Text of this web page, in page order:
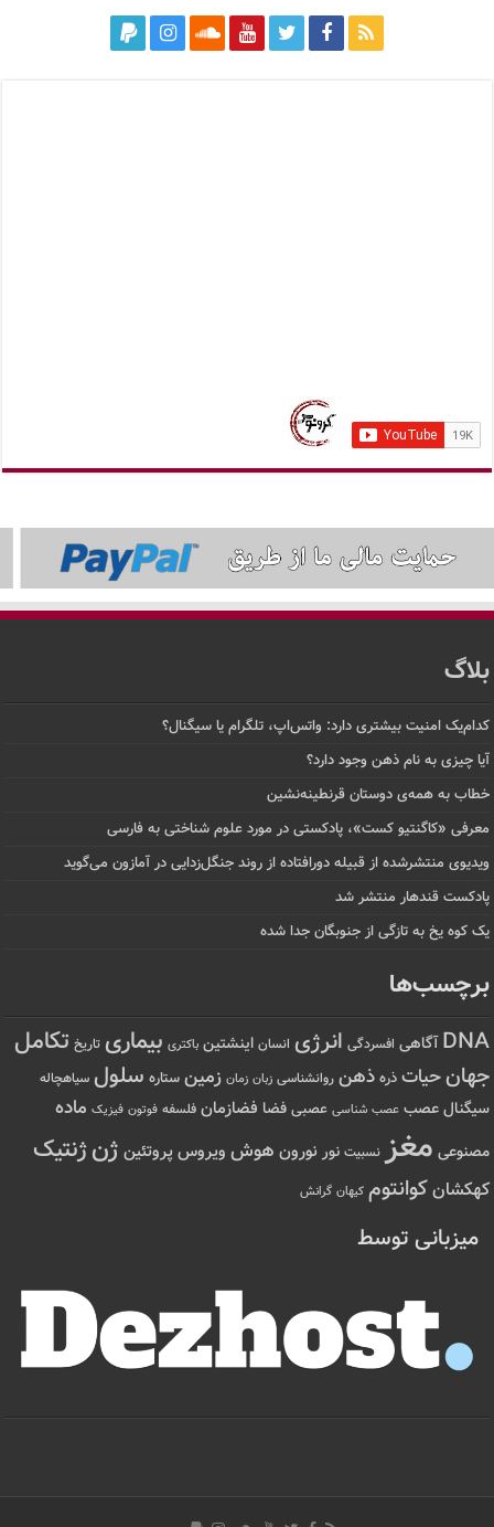
بلاگ
کدام‌یک امنیت بیشتری دارد: واتس‌اپ، تلگرام یا سیگنال؟
آیا چیزی به نام ذهن وجود دارد؟
خطاب به همه‌ی دوستان قرنطینه‌نشین
معرفی «کاگنتیو کست»، پادکستی در مورد علوم شناختی به فارسی
ویدیوی منتشرشده از قبیله دورافتاده‌ از روند جنگل‌زدایی در آمازون می‌گوید
پادکست قندهار منتشر شد
یک کوه یخ به تازگی از جنوبگان جدا شده
برچسب‌ها
DNA آگاهی افسردگی انرژی انسان اینشتین باکتری بیماری تاریخ تکامل
جهانحیات ذره ذهن روانشناسی زبان زمان زمین ستاره سلول سیاهچاله
سیگنال عصب عصب شناسی عصبی فضا فضازمان فلسفه فوتون فیزیک ماده
مصنوعی مغز نسبیت نور نورون هوش ویروس پروتئین ژنژنتیک
کهکشانکوانتوم کیهان گرانش
میزبانی توسط